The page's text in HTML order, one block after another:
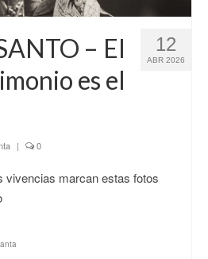
12
ABR 2026
– El
es el
| 0
vivencias marcan estas fotos